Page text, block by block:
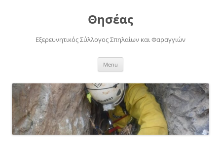
Θησέας
Εξερευνητικός Σύλλογος Σπηλαίων και Φαραγγιών
Menu